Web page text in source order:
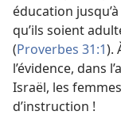
éducation
qu’ils soient
(Proverbes 31:1).
l’évidence, dans
Israël, les
d’instruction !